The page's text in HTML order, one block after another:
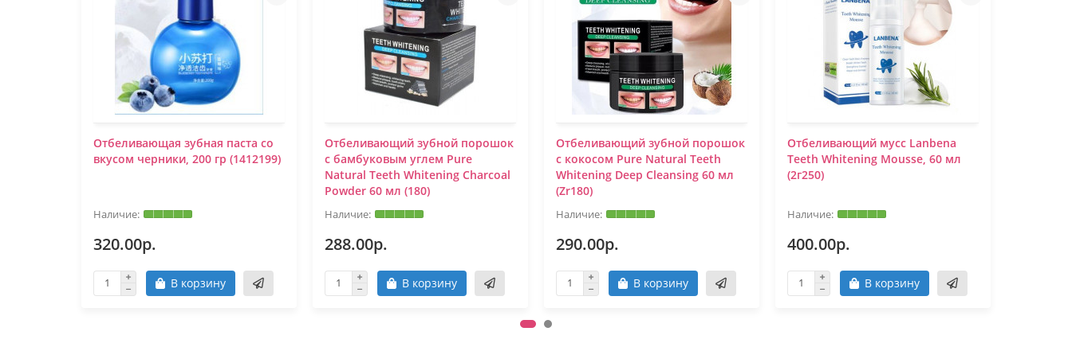
Отбеливающая зубная паста со
вкусом черники, 200 гр (1412199)
320.00р.
В корзину
Отбеливающий зубной порошок
с бамбуковым углем Pure
Natural Teeth Whitening Charcoal
Powder 60 мл (180)
288.00р.
В корзину
Отбеливающий зубной порошок
с кокосом Pure Natural Teeth
Whitening Deep Cleansing 60 мл
(Zr180)
290.00р.
В корзину
Отбеливающий мусс Lanbena
Teeth Whitening Mousse, 60 мл
(2г250)
400.00р.
В корзину